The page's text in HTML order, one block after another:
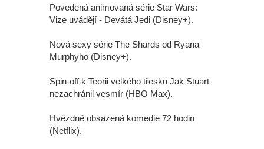
Povedená animovaná série Star Wars:
Vize uvádějí - Devátá Jedi (Disney+).
Nová sexy série The Shards od Ryana
Murphyho (Disney+).
Spin-off k Teorii velkého třesku Jak Stuart
nezachránil vesmír (HBO Max).
Hvězdně obsazená komedie 72 hodin
(Netflix).